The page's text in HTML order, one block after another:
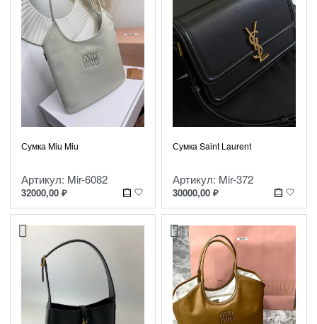
Сумка Miu Miu
Артикул: Mir-6082
32000,00 ₽
Сумка Saint Laurent
Артикул: Mir-372
30000,00 ₽